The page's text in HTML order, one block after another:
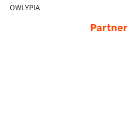
OWLYPIA
Partner